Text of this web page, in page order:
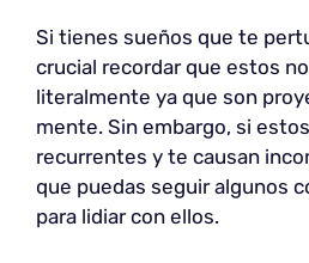
Si tienes sueños que te
crucial recordar que estos
literalmente ya que son
mente. Sin embargo, si
recurrentes y te causan
que puedas seguir algunos
para lidiar con ellos.